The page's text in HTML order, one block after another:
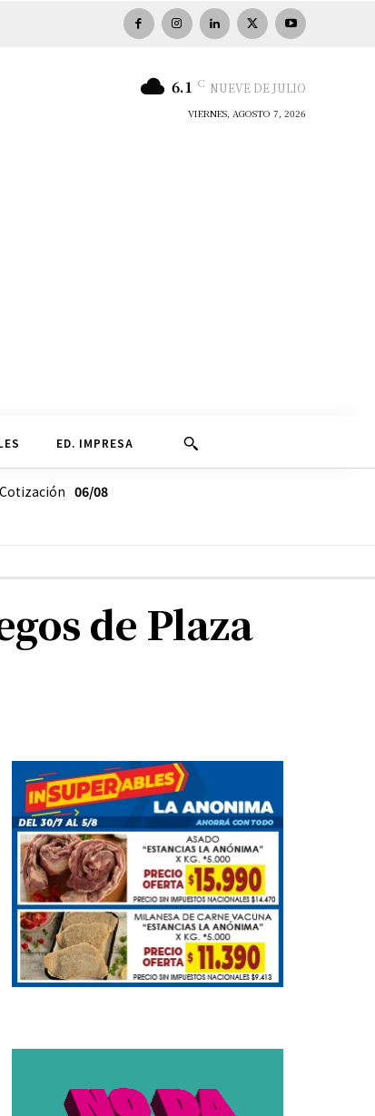
6.1 C NUEVE DE JULIO
VIERNES, AGOSTO 7, 2026
ED. IMPRESA
06/08
de Plaza